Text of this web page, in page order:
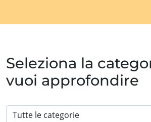
Seleziona la
vuoi approfondire